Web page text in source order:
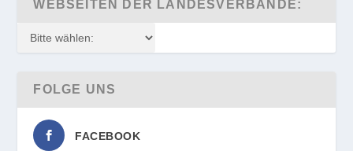
WEBSEITEN DER LANDESVERBÄNDE:
FOLGE UNS
FACEBOOK